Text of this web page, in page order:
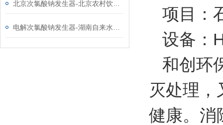
项目：
设备：
和创环
灭处理
健康。消